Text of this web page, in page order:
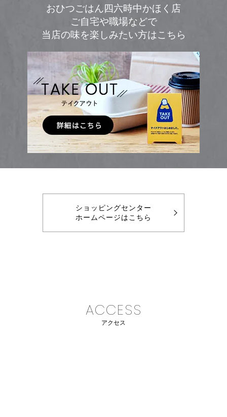
おひつごはん四六時中かほく店
ご自宅や職場などで
当店の味を楽しみたい方はこちら
ショッピングセンター
ホームページはこちら
ACCESS
アクセス